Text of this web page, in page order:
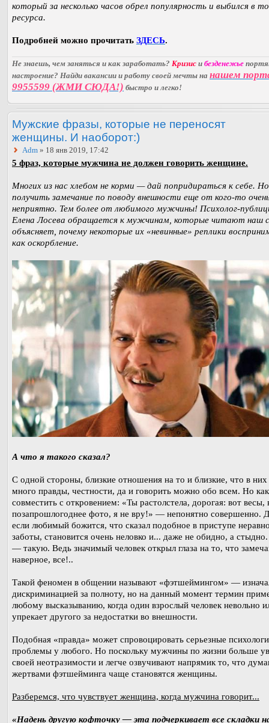
который за несколько часов обрел популярность и выбился в
ресурса.
Подробней можно прочитать ЗДЕСЬ.
Не знаешь, чем заняться и как заработать? Кризис и безденежье
настроение? Найди вакансии и работу своей мечты на нашем
9955599 (ЖМИ СЮДА!) быстро и легко!
Мужские фразы, которые не переносят
женщины. И наоборот:)
Adm » 18 янв 2019, 17:42
5 фраз, которые мужчина не должен говорить женщине.
Многих из нас хлебом не корми — дай попридираться к себе. Но
получить замечание по поводу внешности еще от кого-то
неприятно. Тем более от любимого мужчины! Психолог-
Елена Лосева обращается к мужчинам, которые читают наш
объясняет, почему некоторые их «невинные» реплики
как оскорбление.
А что я такого сказал?
С одной стороны, близкие отношения на то и близкие, что в них
много правды, честности, да и говорить можно обо всем. Но
совместить с откровением: «Ты растолстела, дорогая: вот весы,
позапрошлогоднее фото, я не вру!» — непонятно совершенно.
если любимый божится, что сказал подобное в приступе
заботы, становится очень неловко и... даже не обидно, а
— такую. Ведь значимый человек открыл глаза на то, что
наверное, все!..
Такой феномен в общении называют «фэтшеймингом» —
дискриминацией за полноту, но на данный момент термин
любому высказыванию, когда один взрослый человек невольно
упрекает другого за недостатки во внешности.
Подобная «правда» может спровоцировать серьезные
проблемы у любого. Но поскольку мужчины по жизни больше
своей неотразимости и легче озвучивают напрямик то, что
жертвами фэтшейминга чаще становятся женщины.
Разберемся, что чувствует женщина, когда мужчина говорит...
«Надень другую кофточку — эта подчеркивает все складки